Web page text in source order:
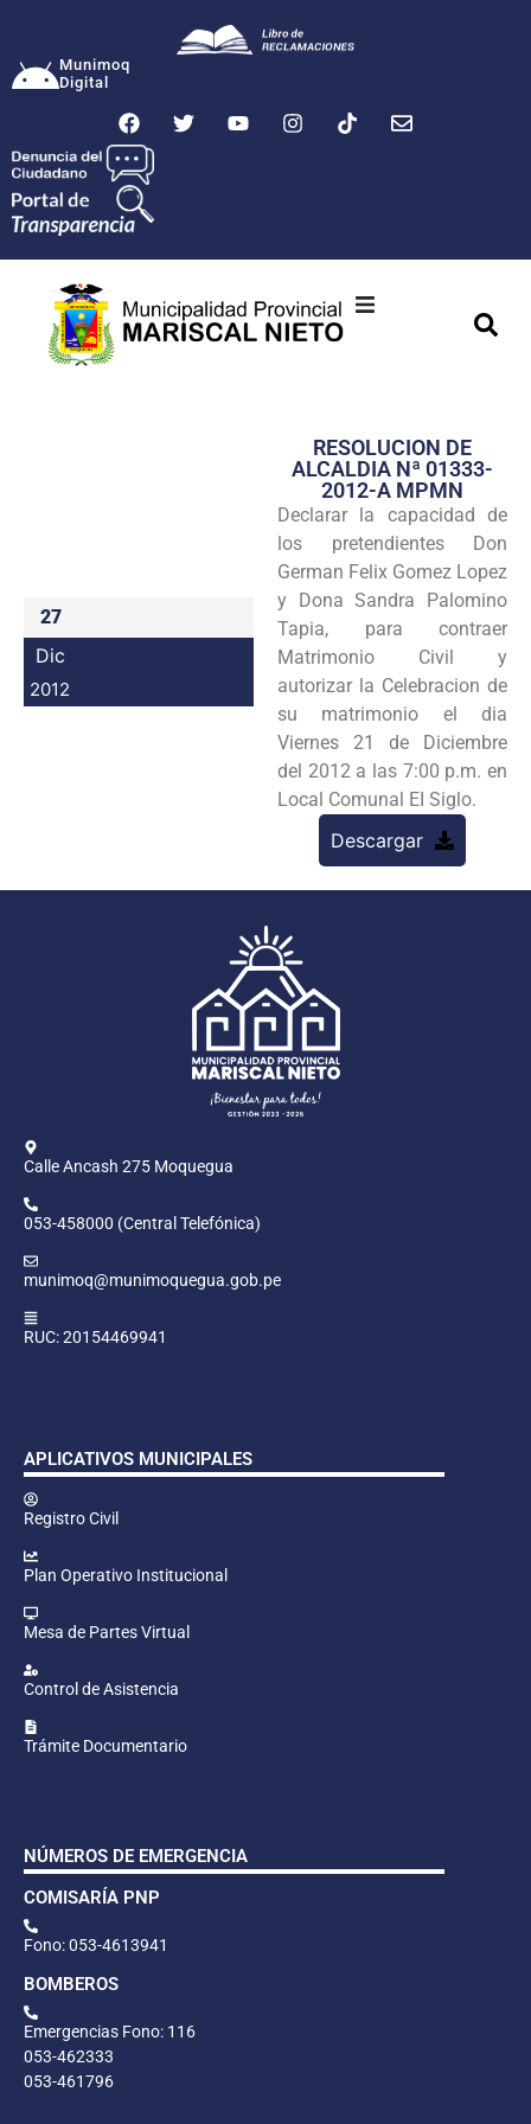
Munimoq
Digital
Transparencia
Seguridad
Programas
Intranet
27
Dic
2012
RESOLUCION DE
ALCALDIA Nª 01333-
2012-A MPMN
Declarar la capacidad de
los pretendientes Don
German Felix Gomez Lopez
y Dona Sandra Palomino
Tapia, para contraer
Matrimonio Civil y
autorizar la Celebracion de
su matrimonio el dia
Viernes 21 de Diciembre
del 2012 a las 7:00 p.m. en
Local Comunal EI Siglo.
Descargar
Calle Ancash 275 Moquegua
053-458000 (Central Telefónica)
munimoq@munimoquegua.gob.pe
RUC: 20154469941
APLICATIVOS MUNICIPALES
Registro Civil
Plan Operativo Institucional
Mesa de Partes Virtual
Control de Asistencia
Trámite Documentario
NÚMEROS DE EMERGENCIA
COMISARÍA PNP
Fono: 053-4613941
BOMBEROS
Emergencias Fono: 116
053-462333
053-461796